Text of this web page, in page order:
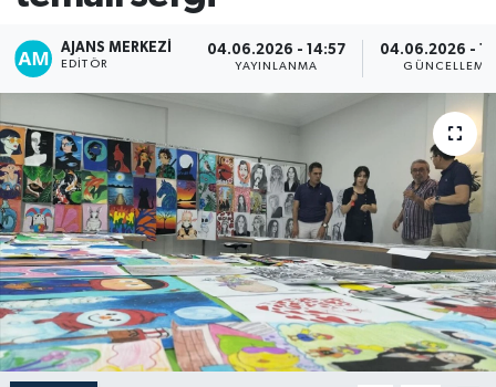
AJANS MERKEZI
EDITÖR
04.06.2026 - 14:57
YAYINLANMA
04.06.2026 -
GÜNCELLEME